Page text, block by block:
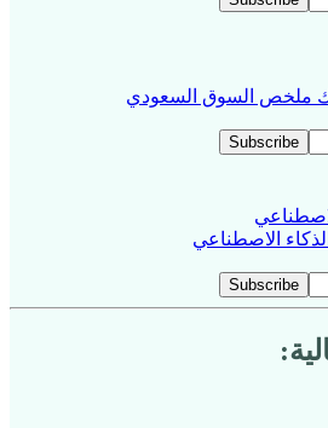
ملخص السوق السعودي
الاصطناعي